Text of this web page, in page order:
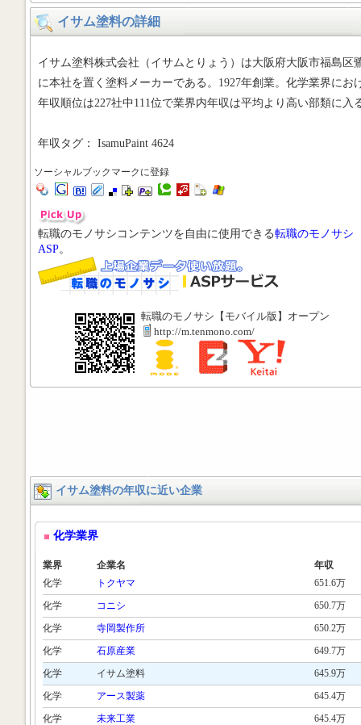
イサム塗料の詳細
イサム塗料株式会社（イサムとりょう）は大阪府大阪市福島区
に本社を置く塗料メーカーである。1927年創業。化学業界にお
年収順位は227社中111位で業界内年収は平均より高い部類に入
年収タグ： IsamuPaint 4624
ソーシャルブックマークに登録
転職のモノサシコンテンツを自由に使用できる転職のモノサシ
ASP。
転職のモノサシ【モバイル版】オープン
http://m.tenmono.com/
イサム塗料の年収に近い企業
化学業界
業界 企業名
年収
化学
トクヤマ
651.6万
化学
コニシ
650.7万
化学
寺岡製作所
650.2万
化学
石原産業
649.7万
化学
イサム塗料
645.9万
化学
アース製薬
645.4万
化学
未来工業
645.4万